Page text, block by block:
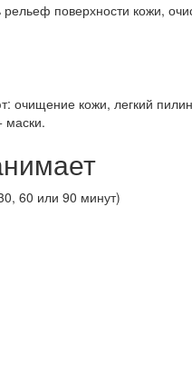
поверхности кожи,
очищение кожи, легкий
маски.
60 или 90 минут)